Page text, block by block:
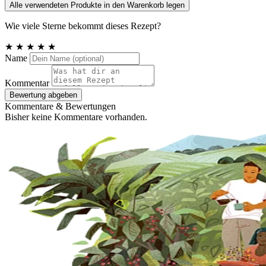
Alle verwendeten Produkte in den Warenkorb legen
Wie viele Sterne bekommt dieses Rezept?
★ ★ ★ ★ ★
Name
Kommentar
Bewertung abgeben
Kommentare & Bewertungen
Bisher keine Kommentare vorhanden.